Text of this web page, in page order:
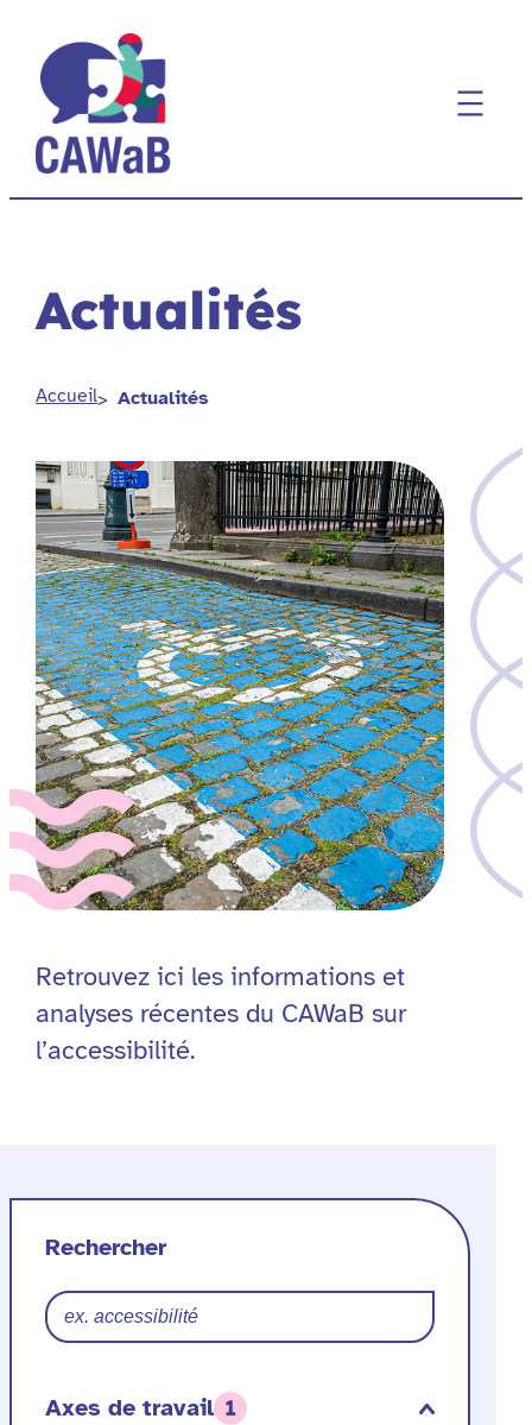
contenu
Actualités
Accueil Actualités
Retrouvez ici les informations et
analyses récentes du CAWaB sur
l’accessibilité.
Rechercher
Axes de travail 1